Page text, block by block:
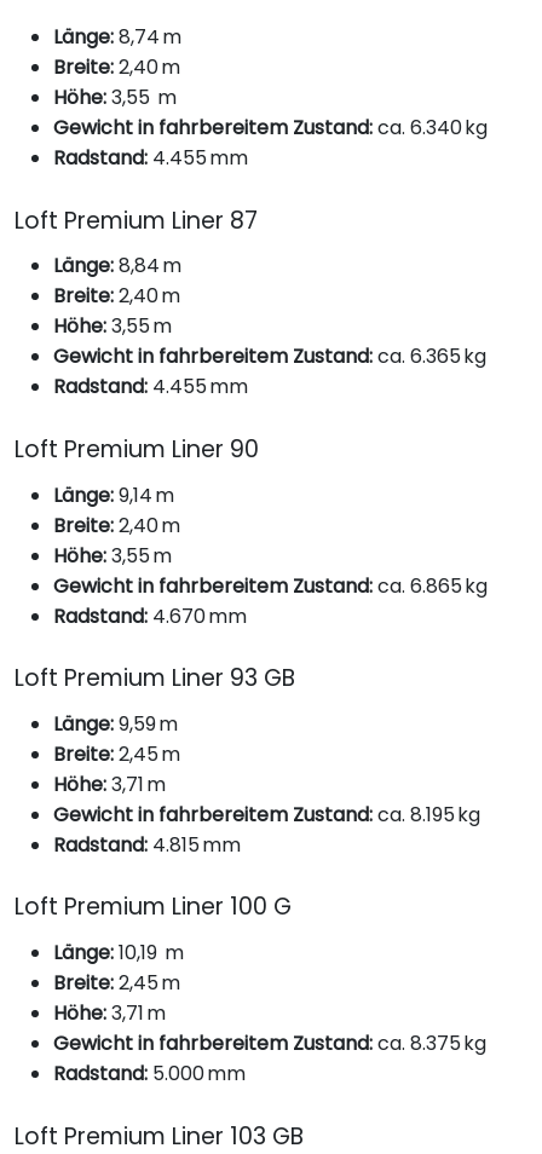
Länge:8,74 m
Breite:2,40 m
Höhe:3,55 m
Gewicht in fahrbereitem Zustand:ca. 6.340 kg
Radstand: 4.455 mm
Loft Premium Liner 87
Länge:8,84 m
Breite:2,40 m
Höhe:3,55 m
Gewicht in fahrbereitem Zustand:ca. 6.365 kg
Radstand: 4.455 mm
Loft Premium Liner 90
Länge:9,14 m
Breite:2,40 m
Höhe:3,55 m
Gewicht in fahrbereitem Zustand:ca. 6.865 kg
Radstand: 4.670 mm
Loft Premium Liner 93 GB
Länge:9,59 m
Breite:2,45 m
Höhe:3,71 m
Gewicht in fahrbereitem Zustand:ca. 8.195 kg
Radstand: 4.815 mm
Loft Premium Liner 100 G
Länge:10,19 m
Breite:2,45 m
Höhe:3,71 m
Gewicht in fahrbereitem Zustand:ca. 8.375 kg
Radstand: 5.000 mm
Loft Premium Liner 103 GB